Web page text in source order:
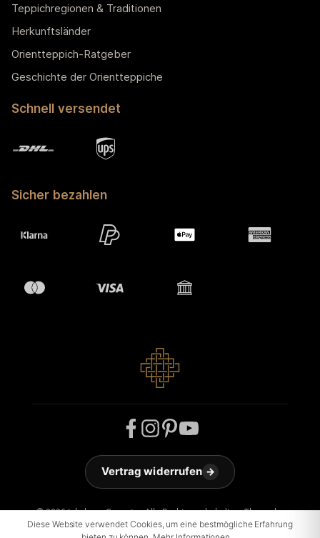
Teppichregionen & Traditionen
Herkunftsländer
Orientteppich-Ratgeber
Geschichte der Orientteppiche
Schnell versendet
Sicher bezahlen
© 2026 Jakobson Carpets - Alle Rechte vorbehalten. Theme by
ThemeWare®
Vertrag widerrufen →
Diese Website verwendet Cookies, um eine bestmögliche Erfahrung